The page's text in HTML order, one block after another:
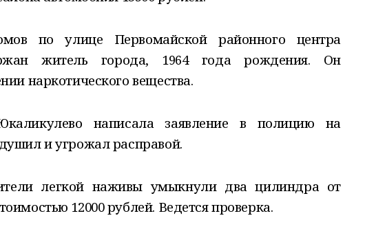
по улице Первомайской районного центра
житель города, 1964 года рождения. Он
наркотического вещества.
написала заявление в полицию на
и угрожал расправой.
легкой наживы умыкнули два цилиндра от
12000 рублей. Ведется проверка.